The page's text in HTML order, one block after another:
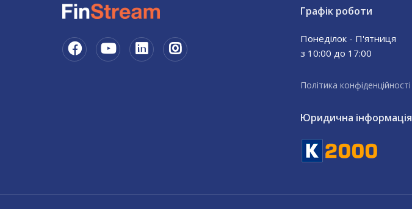
Графік роботи
Понеділок - П'ятниця
з 10:00 до 17:00
Політика конфіденційності
Юридична інформація